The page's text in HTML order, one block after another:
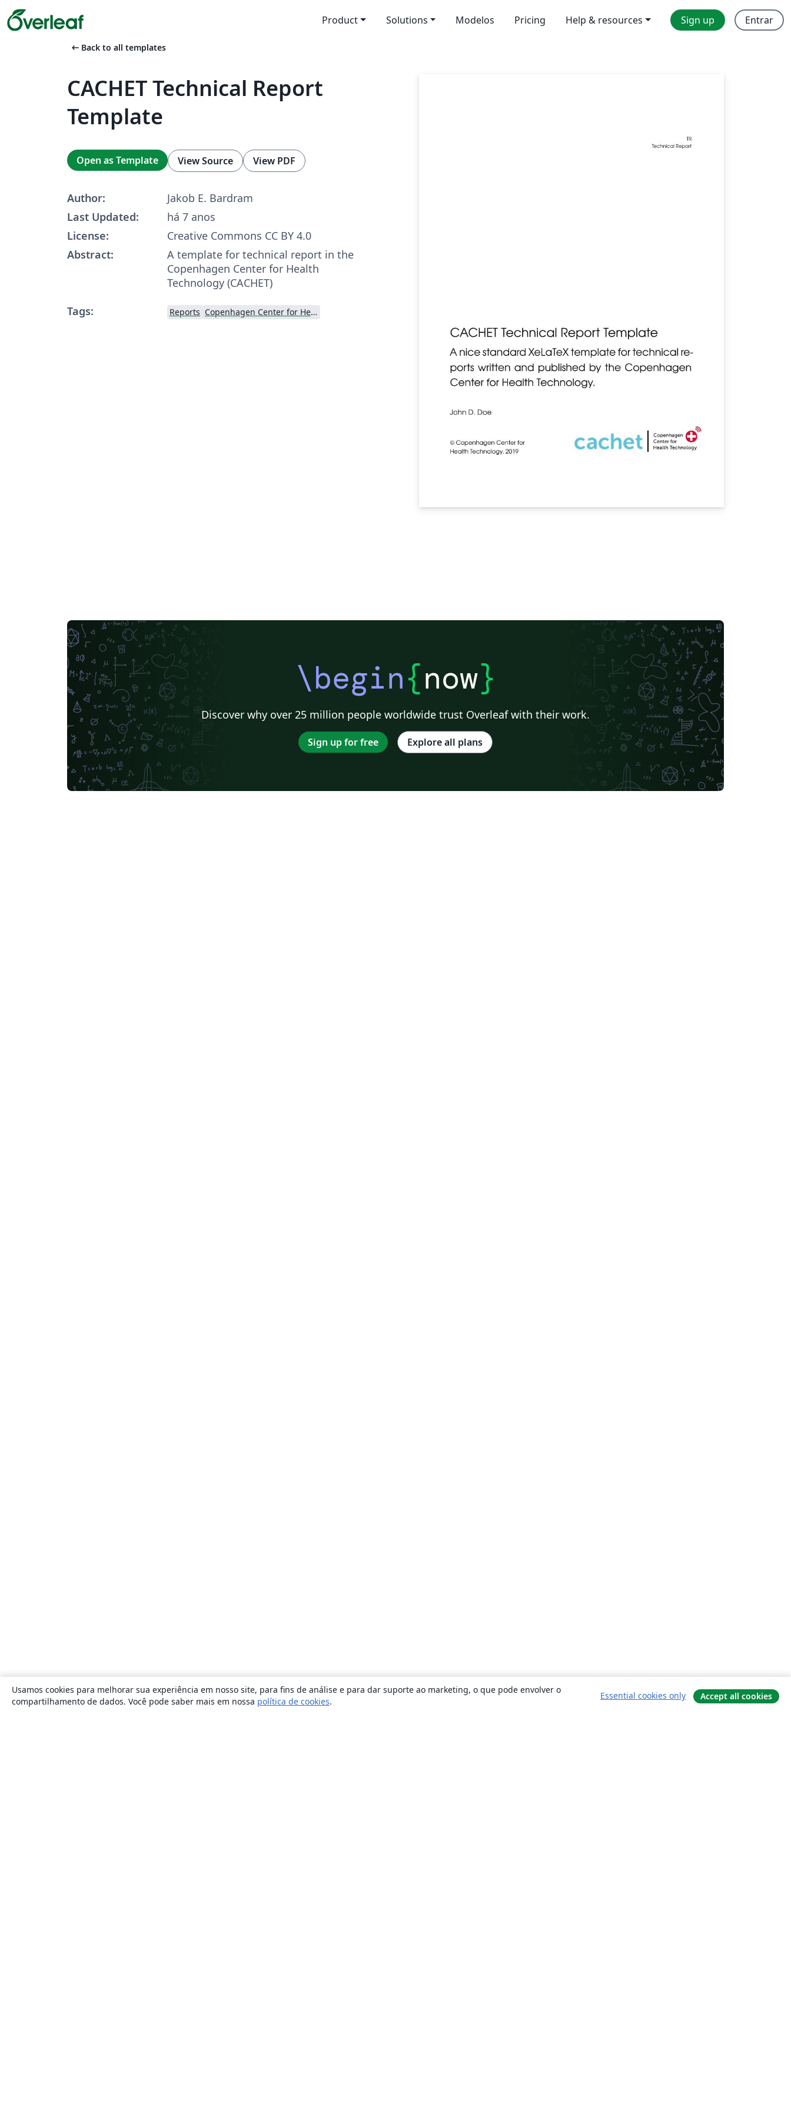
Product Solutions Modelos Pricing Help & resources Sign up Entrar
arrow_left_alt Back to all templates
CACHET Technical Report
Template
Open as Template View Source View PDF
Author:
Jakob E. Bardram
Last Updated:
há 7 anos
License:
Creative Commons CC BY 4.0
Abstract:
A template for technical report in the
Copenhagen Center for Health
Technology (CACHET)
Tags:
Reports Copenhagen Center for Health Technology
\begin{now}
Discover why over 25 million people worldwide trust Overleaf with their work.
Sign up for free Explore all plans
Usamos cookies para melhorar sua experiência em nosso site, para fins de análise e para dar suporte ao marketing, o que pode envolver o
compartilhamento de dados. Você pode saber mais em nossa política de cookies.
Essential cookies only Accept all cookies